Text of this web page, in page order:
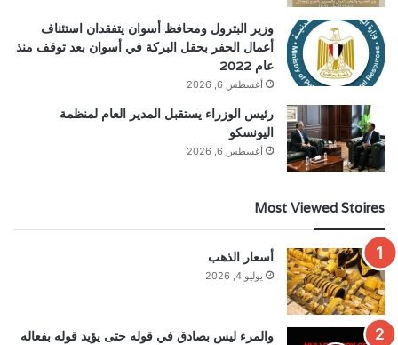
وزير البترول ومحافظ أسوان يتفقدان استئناف
أعمال الحفر بحقل البركة في أسوان بعد توقف منذ
عام 2022
أغسطس 6, 2026
رئيس الوزراء يستقبل المدير العام لمنظمة
اليونسكو
أغسطس 6, 2026
Most Viewed Stoires
أسعار الذهب
يوليو 4, 2026
والمرء ليس بصادق في قوله حتى يؤيد قوله بفعاله